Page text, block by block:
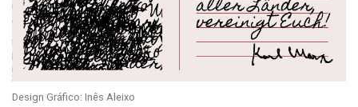
Design Gráfico: Inês Aleixo